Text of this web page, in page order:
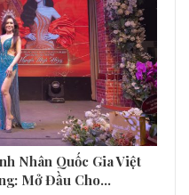
Nhân Quốc Gia Việt
Mở Đầu Cho…